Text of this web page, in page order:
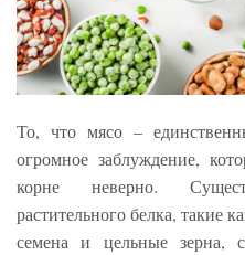
То, что мясо –
огромное заблуждение,
корне неверно.
растительного белка, такие
семена и цельные зерна,